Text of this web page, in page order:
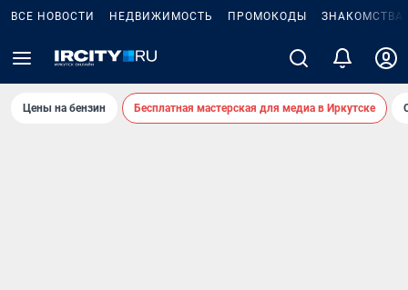
ВСЕ НОВОСТИ НЕДВИЖИМОСТЬ ПРОМОКОДЫ ЗНАКОМСТВА
Цены на бензин Бесплатная мастерская для медиа в Иркутске